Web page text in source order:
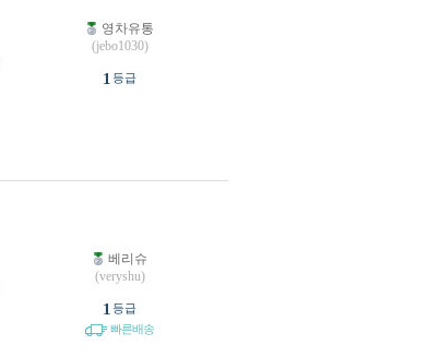
영차유통
(jebo1030)
1 등급
베리슈
(veryshu)
1 등급
빠른배송